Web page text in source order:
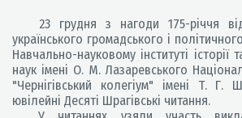
23 грудня з нагоди 175-річчя
українського громадського і
Навчально-науковому інституті історії
наук імені О. М. Лазаревського
"Чернігівський колегіум" імені Т. Г.
ювілейні Десяті Шрагівські читання.